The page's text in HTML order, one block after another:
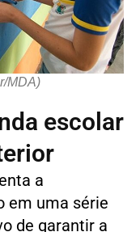
MDA)
escolar
a
em uma série
de garantir a